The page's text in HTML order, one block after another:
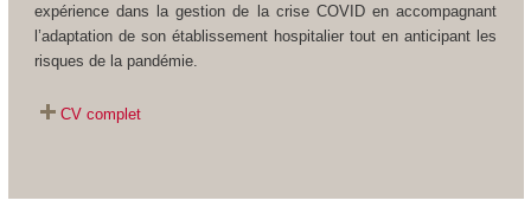
expérience dans la gestion de la crise COVID en accompagnant
l’adaptation de son établissement hospitalier tout en anticipant les
risques de la pandémie.
CV complet